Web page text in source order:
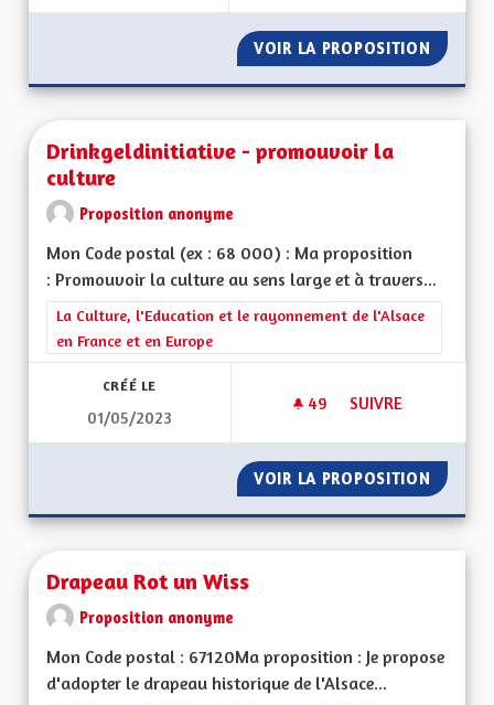
VOIR LA PROPOSITION DROIT
Drinkgeldinitiative - promouvoir la
culture
Proposition anonyme
Mon Code postal (ex : 68 000) : Ma proposition
: Promouvoir la culture au sens large et à travers...
Filtrer les résultats de la catégorie : La Culture, l'Education et
La Culture, l'Education et le rayonnement de l'Alsace
en France et en Europe
CRÉÉ LE
01/05/2023
49 49 ABONNÉS
SUIVRE
VOIR LA PROPOSITION
Drapeau Rot un Wiss
Proposition anonyme
Mon Code postal : 67120Ma proposition : Je propose
d'adopter le drapeau historique de l'Alsace...